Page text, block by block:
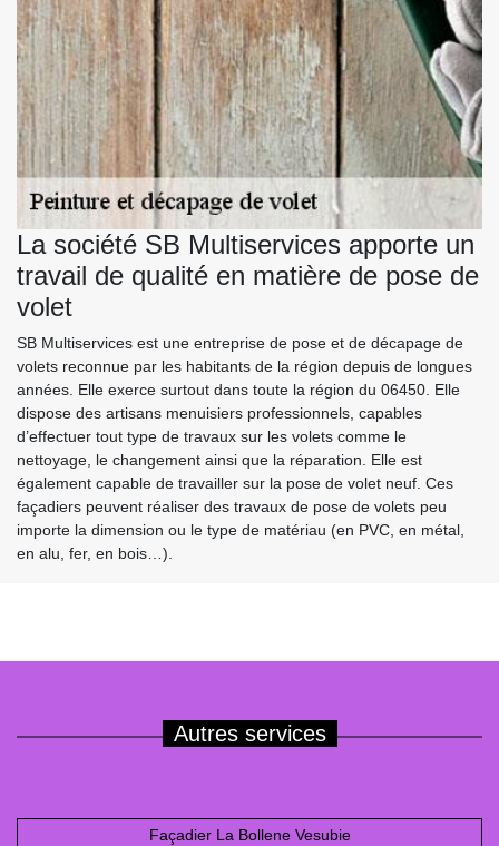
La société SB Multiservices apporte un
travail de qualité en matière de pose de
volet
SB Multiservices est une entreprise de pose et de décapage de
volets reconnue par les habitants de la région depuis de longues
années. Elle exerce surtout dans toute la région du 06450. Elle
dispose des artisans menuisiers professionnels, capables
d’effectuer tout type de travaux sur les volets comme le
nettoyage, le changement ainsi que la réparation. Elle est
également capable de travailler sur la pose de volet neuf. Ces
façadiers peuvent réaliser des travaux de pose de volets peu
importe la dimension ou le type de matériau (en PVC, en métal,
en alu, fer, en bois…).
Autres services
Façadier La Bollene Vesubie